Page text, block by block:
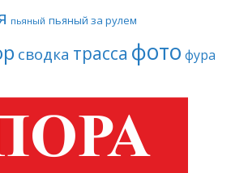
пьяный пьяный за рулем
сводка трасса фото фура